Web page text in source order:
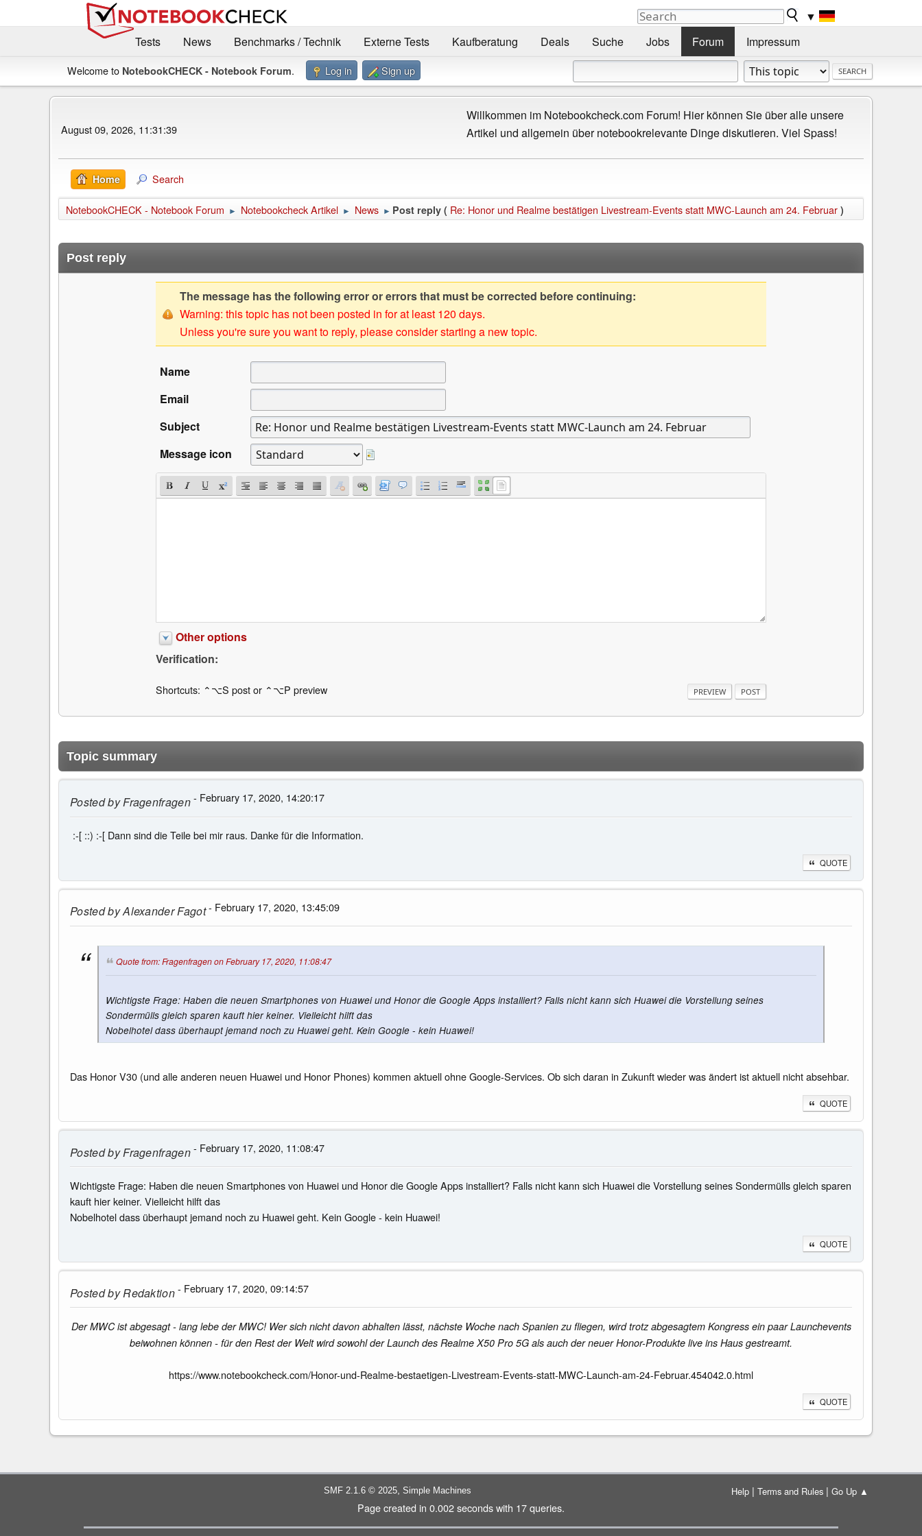
▼
Tests
News Benchmarks / Technik Externe Tests Kaufberatung Deals Suche Jobs Forum Impressum
Welcome to NotebookCHECK - Notebook Forum. Log in Sign up
August 09, 2026, 11:31:39
Willkommen im Notebookcheck.com Forum! Hier können Sie über alle unsere
Artikel und allgemein über notebookrelevante Dinge diskutieren. Viel Spass!
Home Search
NotebookCHECK - Notebook Forum ► Notebookcheck Artikel ► News ► Post reply ( Re: Honor und Realme bestätigen Livestream-Events statt MWC-Launch am 24. Februar )
Post reply
The message has the following error or errors that must be corrected before continuing:
Warning: this topic has not been posted in for at least 120 days.
Unless you're sure you want to reply, please consider starting a new topic.
Name
Email
Subject
Message icon
Other options
Verification:
Shortcuts: ⌃⌥S post or ⌃⌥P preview
Topic summary
Posted byFragenfragen- February 17, 2020, 14:20:17
:-[ ::) :-[ Dann sind die Teile bei mir raus. Danke für die Information.
QUOTE
Posted byAlexander Fagot- February 17, 2020, 13:45:09
Quote from: Fragenfragen on February 17, 2020, 11:08:47
Wichtigste Frage: Haben die neuen Smartphones von Huawei und Honor die Google Apps installiert? Falls nicht kann sich Huawei die Vorstellung seines
Sondermülls gleich sparen kauft hier keiner. Vielleicht hilft das
Nobelhotel dass überhaupt jemand noch zu Huawei geht. Kein Google - kein Huawei!
Das Honor V30 (und alle anderen neuen Huawei und Honor Phones) kommen aktuell ohne Google-Services. Ob sich daran in Zukunft wieder was ändert ist aktuell nicht absehbar.
QUOTE
Posted byFragenfragen- February 17, 2020, 11:08:47
Wichtigste Frage: Haben die neuen Smartphones von Huawei und Honor die Google Apps installiert? Falls nicht kann sich Huawei die Vorstellung seines Sondermülls gleich sparen
kauft hier keiner. Vielleicht hilft das
Nobelhotel dass überhaupt jemand noch zu Huawei geht. Kein Google - kein Huawei!
QUOTE
Posted byRedaktion- February 17, 2020, 09:14:57
Der MWC ist abgesagt - lang lebe der MWC! Wer sich nicht davon abhalten lässt, nächste Woche nach Spanien zu fliegen, wird trotz abgesagtem Kongress ein paar Launchevents
beiwohnen können - für den Rest der Welt wird sowohl der Launch des Realme X50 Pro 5G als auch der neuer Honor-Produkte live ins Haus gestreamt.
https://www.notebookcheck.com/Honor-und-Realme-bestaetigen-Livestream-Events-statt-MWC-Launch-am-24-Februar.454042.0.html
QUOTE
Help| Terms and Rules| Go Up ▲
SMF 2.1.6 © 2025, Simple Machines
Page created in 0.002 seconds with 17 queries.